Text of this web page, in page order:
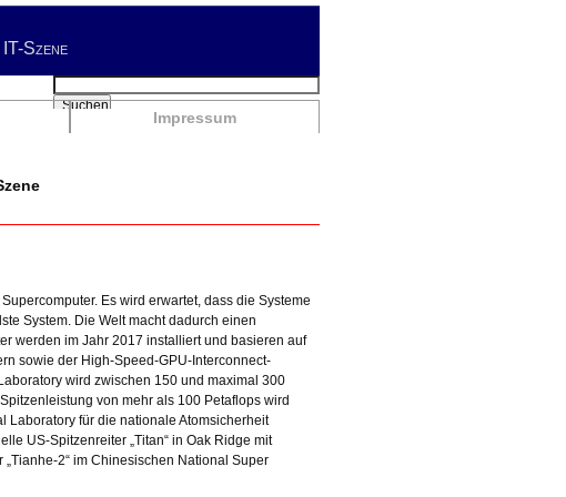
Szene
Impressum
Suchbegriffe
Suchen
Es wird erwartet, dass die Systeme
System. Die Welt macht dadurch einen
werden im Jahr 2017 installiert und basieren auf
sowie der High-Speed-GPU-Interconnect-
wird zwischen 150 und maximal 300
von mehr als 100 Petaflops wird
Laboratory für die nationale Atomsicherheit
US-Spitzenreiter „Titan“ in Oak Ridge mit
2“ im Chinesischen National Super